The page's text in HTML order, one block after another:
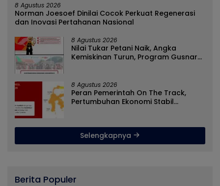
8 Agustus 2026
Norman Joesoef Dinilai Cocok Perkuat Regenerasi
dan Inovasi Pertahanan Nasional
8 Agustus 2026
Nilai Tukar Petani Naik, Angka
Kemiskinan Turun, Program Gusnar-
8 Agustus 2026
Peran Pemerintah On The Track,
Pertumbuhan Ekonomi Stabil
Selengkapnya
Berita Populer